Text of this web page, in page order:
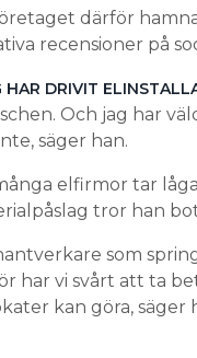
därför
recensioner på
HAR DRIVIT
Och jag har
säger han.
elfirmor tar
tror han
som
har vi svårt att ta
kan göra, säger